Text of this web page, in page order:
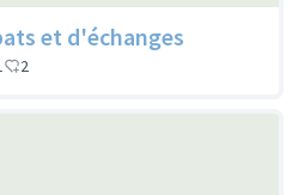
et d'échanges
2